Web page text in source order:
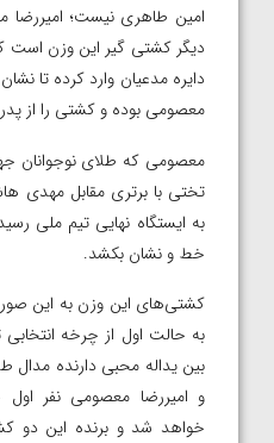
امین طاهری نیست؛
دیگر کشتی گیر این وزن است
دایره مدعیان وارد کرده تا
معصومی بوده و کشتی را از
معصومی که طلای نوجوانان
تختی با برتری مقابل مهدی
به ایستگاه نهایی تیم ملی
خط و نشان بکشد.
کشتی‌های این وزن به این
بین یداله محبی دارنده مدال
و امیررضا معصومی نفر اول
خواهد شد و برنده این دو